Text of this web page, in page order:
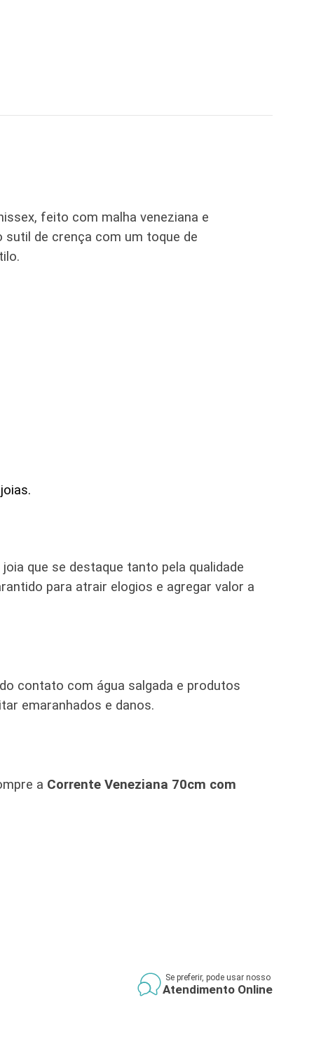
feito com malha veneziana e
de crença com um toque de
que se destaque tanto pela qualidade
para atrair elogios e agregar valor a
contato com água salgada e produtos
emaranhados e danos.
a Corrente Veneziana 70cm com
Se preferir, pode usar nosso
Atendimento Online